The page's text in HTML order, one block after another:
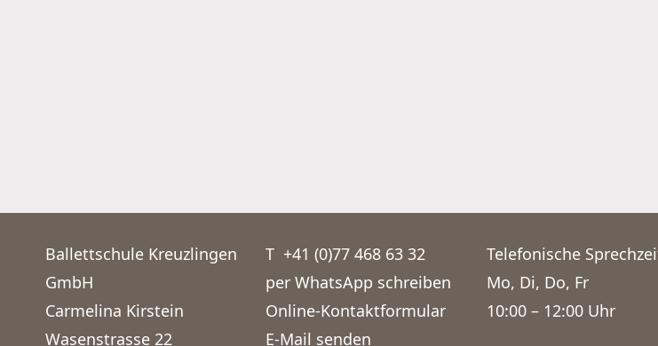
Ballettschule Kreuzlingen
GmbH
Carmelina Kirstein
Wasenstrasse 22
T +41 (0)77 468 63 32
per WhatsApp schreiben
Online-Kontaktformular
E-Mail senden
Telefonische
Mo, Di, Do, Fr
10:00 – 12:00 Uhr